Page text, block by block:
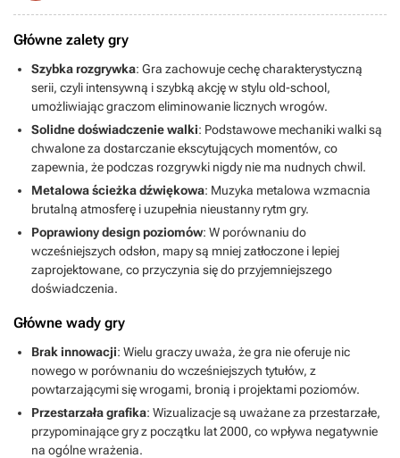
Główne zalety gry
Szybka rozgrywka: Gra zachowuje cechę charakterystyczną
serii, czyli intensywną i szybką akcję w stylu old-school,
umożliwiając graczom eliminowanie licznych wrogów.
Solidne doświadczenie walki: Podstawowe mechaniki walki są
chwalone za dostarczanie ekscytujących momentów, co
zapewnia, że podczas rozgrywki nigdy nie ma nudnych chwil.
Metalowa ścieżka dźwiękowa: Muzyka metalowa wzmacnia
brutalną atmosferę i uzupełnia nieustanny rytm gry.
Poprawiony design poziomów: W porównaniu do
wcześniejszych odsłon, mapy są mniej zatłoczone i lepiej
zaprojektowane, co przyczynia się do przyjemniejszego
doświadczenia.
Główne wady gry
Brak innowacji: Wielu graczy uważa, że gra nie oferuje nic
nowego w porównaniu do wcześniejszych tytułów, z
powtarzającymi się wrogami, bronią i projektami poziomów.
Przestarzała grafika: Wizualizacje są uważane za przestarzałe,
przypominające gry z początku lat 2000, co wpływa negatywnie
na ogólne wrażenia.